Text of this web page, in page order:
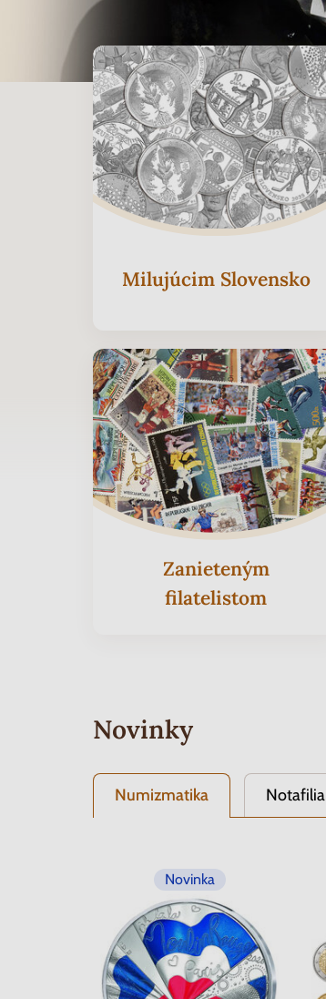
Milujúcim Slovensko
Zanieteným
filatelistom
Novinky
Numizmatika Notafilia
Novinka